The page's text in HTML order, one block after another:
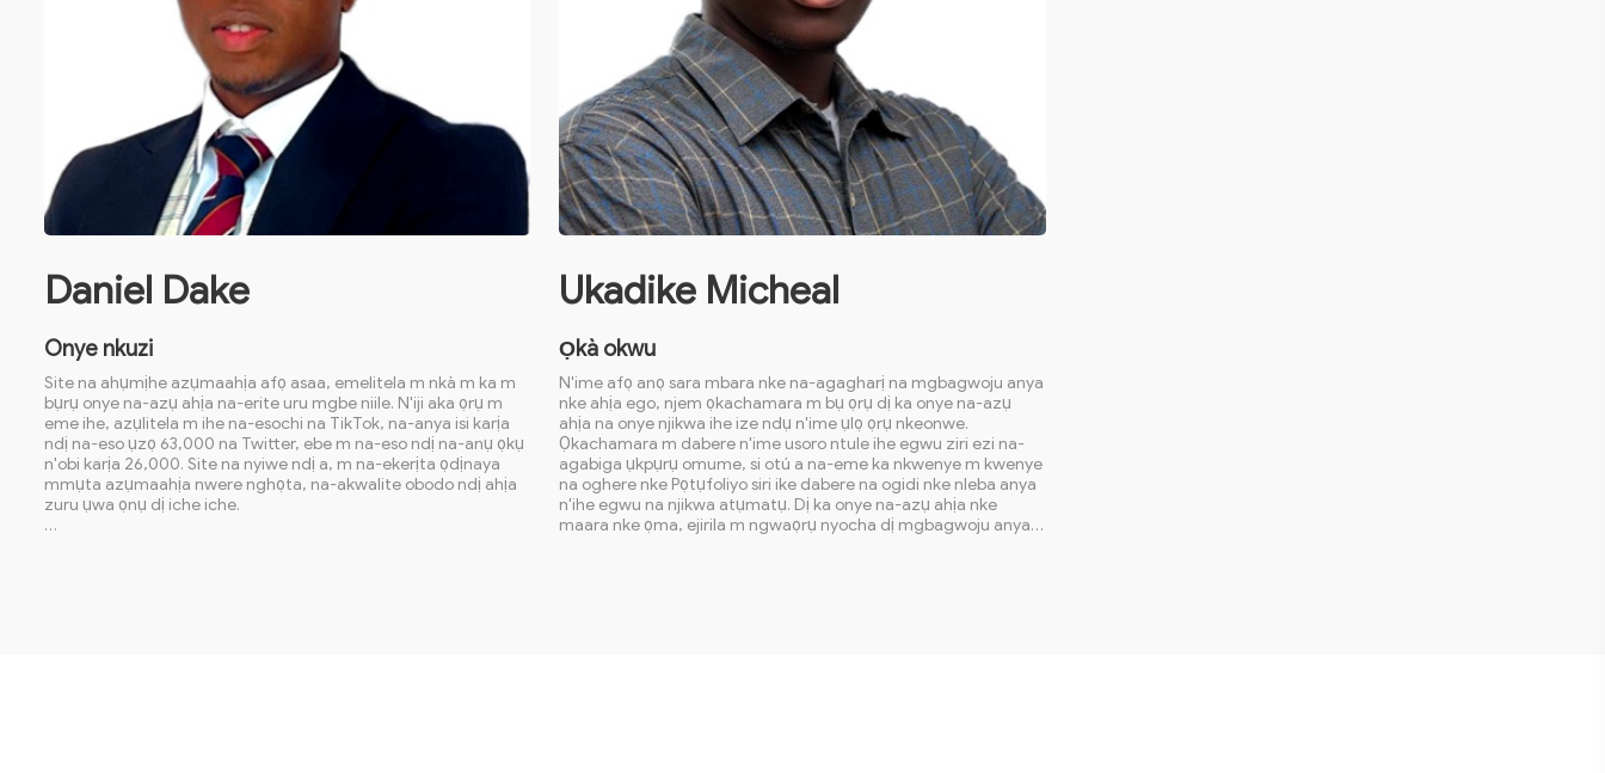
Daniel Dake
Onye nkuzi
Site na ahụmịhe azụmaahịa afọ asaa, emelitela m nkà m ka m
bụrụ onye na-azụ ahịa na-erite uru mgbe niile. N'iji aka ọrụ m
eme ihe, azụlitela m ihe na-esochi na TikTok, na-anya isi karịa
ndị na-eso ụzọ 63,000 na Twitter, ebe m na-eso ndị na-anụ ọkụ
n'obi karịa 26,000. Site na nyiwe ndị a, m na-ekerịta ọdịnaya
mmụta azụmaahịa nwere nghọta, na-akwalite obodo ndị ahịa
zuru ụwa ọnụ dị iche iche.
Ukadike Micheal
Ọkà okwu
N'ime afọ anọ sara mbara nke na-agagharị na mgbagwoju anya
nke ahịa ego, njem ọkachamara m bụ ọrụ dị ka onye na-azụ
ahịa na onye njikwa ihe ize ndụ n'ime ụlọ ọrụ nkeonwe.
Ọkachamara m dabere n'ime usoro ntule ihe egwu ziri ezi na-
agabiga ụkpụrụ omume, si otú a na-eme ka nkwenye m kwenye
na oghere nke Pọtụfoliyo siri ike dabere na ogidi nke nleba anya
n'ihe egwu na njikwa atụmatụ. Dị ka onye na-azụ ahịa nke
maara nke ọma, ejirila m ngwaọrụ nyocha dị mgbagwoju anya